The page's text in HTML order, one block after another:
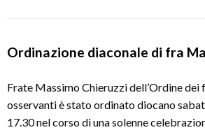
Ordinazione diaconale di fra
Frate Massimo Chieruzzi dell’Ordine
osservanti è stato ordinato diocano
17.30 nel corso di una solenne